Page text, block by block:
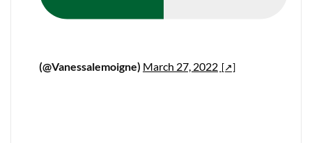
(@Vanessalemoigne) March 27, 2022